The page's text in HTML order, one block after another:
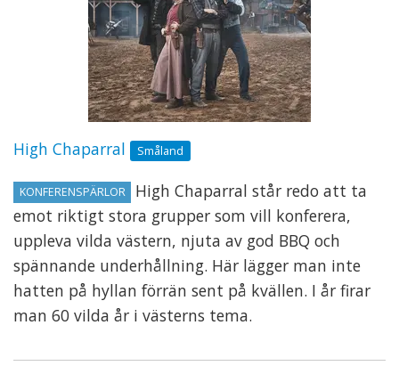
High Chaparral Småland
KONFERENSPÄRLOR
High Chaparral står redo att ta
emot riktigt stora grupper som vill konferera,
uppleva vilda västern, njuta av god BBQ och
spännande underhållning. Här lägger man inte
hatten på hyllan förrän sent på kvällen. I år firar
man 60 vilda år i västerns tema.